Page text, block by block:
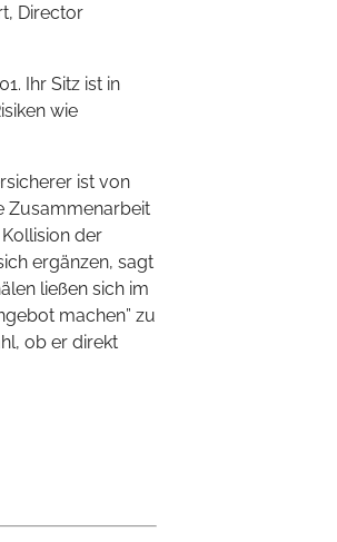
Director
Ihr Sitz ist in
wie
ist von
Zusammenarbeit
der
ergänzen, sagt
ließen sich im
machen” zu
ob er direkt